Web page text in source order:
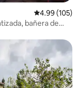
Calificación
4.99 (105)
bañera de